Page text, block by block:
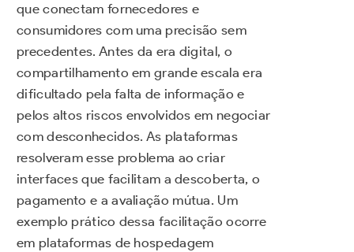
que conectam fornecedores e
consumidores com uma precisão sem
precedentes. Antes da era digital, o
compartilhamento em grande escala era
dificultado pela falta de informação e
pelos altos riscos envolvidos em negociar
com desconhecidos. As plataformas
resolveram esse problema ao criar
interfaces que facilitam a descoberta, o
pagamento e a avaliação mútua. Um
exemplo prático dessa facilitação ocorre
em plataformas de hospedagem